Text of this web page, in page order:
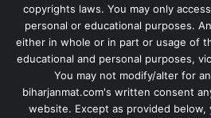
copyrights laws. You may only
personal or educational purposes.
either in whole or in part or usage of
educational and personal purposes,
You may not modify/alter for
biharjanmat.com's written consent
website. Except as provided below,